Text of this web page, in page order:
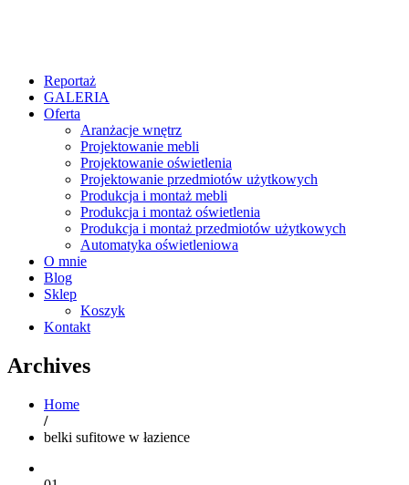
Reportaż
GALERIA
Oferta
Aranżacje wnętrz
Projektowanie mebli
Projektowanie oświetlenia
Projektowanie przedmiotów użytkowych
Produkcja i montaż mebli
Produkcja i montaż oświetlenia
Produkcja i montaż przedmiotów użytkowych
Automatyka oświetleniowa
O mnie
Blog
Sklep
Koszyk
Kontakt
Archives
Home
/
belki sufitowe w łazience